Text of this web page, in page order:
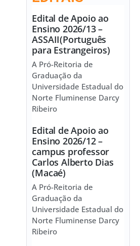
Edital de Apoio ao
Ensino 2026/13 –
ASSAII(Português
para Estrangeiros)
A Pró-Reitoria de
Graduação da
Universidade Estadual do
Norte Fluminense Darcy
Ribeiro
Edital de Apoio ao
Ensino 2026/12 –
campus professor
Carlos Alberto Dias
(Macaé)
A Pró-Reitoria de
Graduação da
Universidade Estadual do
Norte Fluminense Darcy
Ribeiro